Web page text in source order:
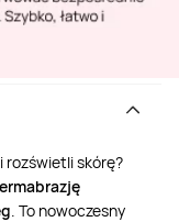
rozświetli skórę?
. To nowoczesny